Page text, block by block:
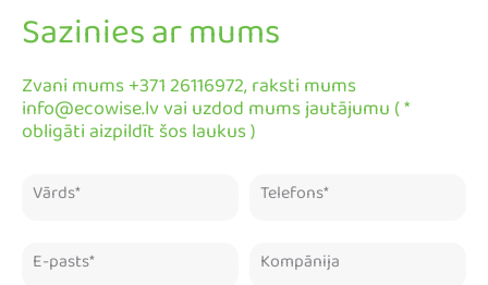
Sazinies ar mums
Zvani mums +371 26116972, raksti mums
info@ecowise.lv vai uzdod mums jautājumu ( *
obligāti aizpildīt šos laukus )